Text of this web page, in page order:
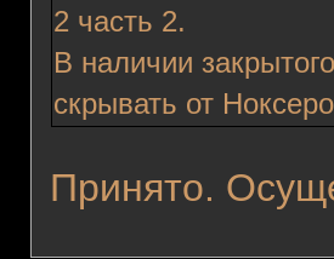
2 часть 2.
В наличии
скрывать от
Принято.